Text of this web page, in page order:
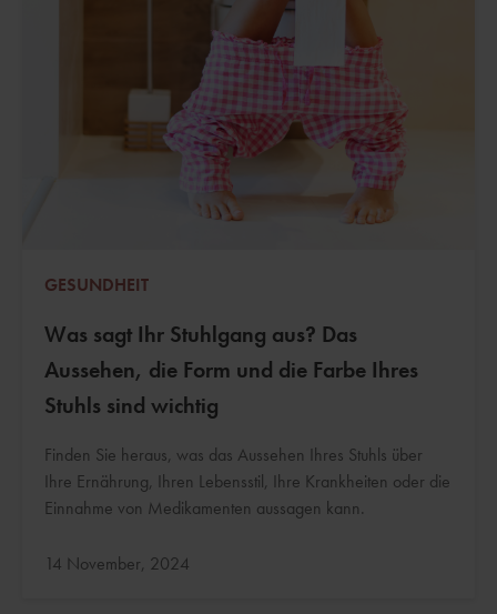
GESUNDHEIT
Was sagt Ihr Stuhlgang aus? Das
Aussehen, die Form und die Farbe Ihres
Stuhls sind wichtig
Finden Sie heraus, was das Aussehen Ihres Stuhls über
Ihre Ernährung, Ihren Lebensstil, Ihre Krankheiten oder die
Einnahme von Medikamenten aussagen kann.
Aktualisiert:
14 November, 2024